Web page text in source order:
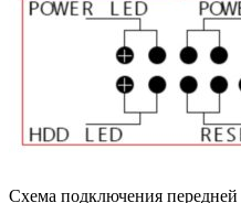
Схема подключения передней